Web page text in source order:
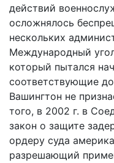
действий
осложнялось
нескольких
Международный
который пытался
соответствующие
Вашингтон не
того, в 2002 г. в
закон о защите
ордеру суда
разрешающий